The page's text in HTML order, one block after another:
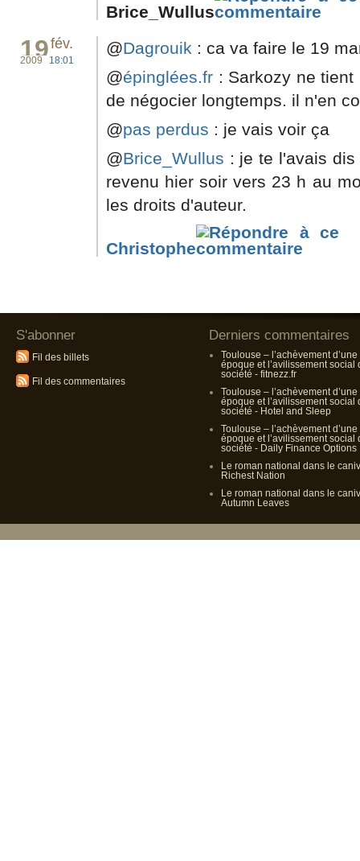
Brice_Wullus
19fév.
2009 18:01
@Dagrouik : ca va faire le 19
@épinglées.fr : Sarkozy ne
de négocier longtemps. il n'en
@pas perdus : je vais voir ça
@Brice_Wullus : je te l'avais
revenu hier soir vers 23 h au
les droits d'auteur.
Christophe
S'abonner
Fil des billets
Fil des commentaires
Derniers commentaires
Toulouse – l’achèvement d’une
époque et l’avilissement social
société - fitnezz.fr
Toulouse – l’achèvement d’une
époque et l’avilissement social
société - Hotel and Sleep
Toulouse – l’achèvement d’une
époque et l’avilissement social
société - Daily Finance Options
Le roman national dans le
Richest Nation
Le roman national dans le
Autumn Leaves